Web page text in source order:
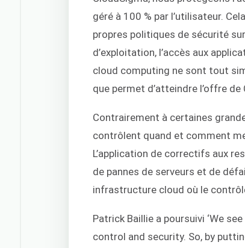
géré à 100 % par l’utilisateur.
propres politiques de sécurité
d’exploitation, l’accès aux
cloud computing ne sont tout
que permet d’atteindre l’offre de
Contrairement à certaines
contrôlent quand et comment
L’application de correctifs aux
de pannes de serveurs et de
infrastructure cloud où le
Patrick Baillie a poursuivi ‘We
control and security. So, by